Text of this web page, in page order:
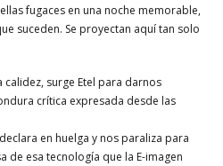
fugaces en una noche memorable,
suceden. Se proyectan aquí tan solo
surge Etel para darnos
crítica expresada desde las
en huelga y nos paraliza para
de esa tecnología que la E-imagen